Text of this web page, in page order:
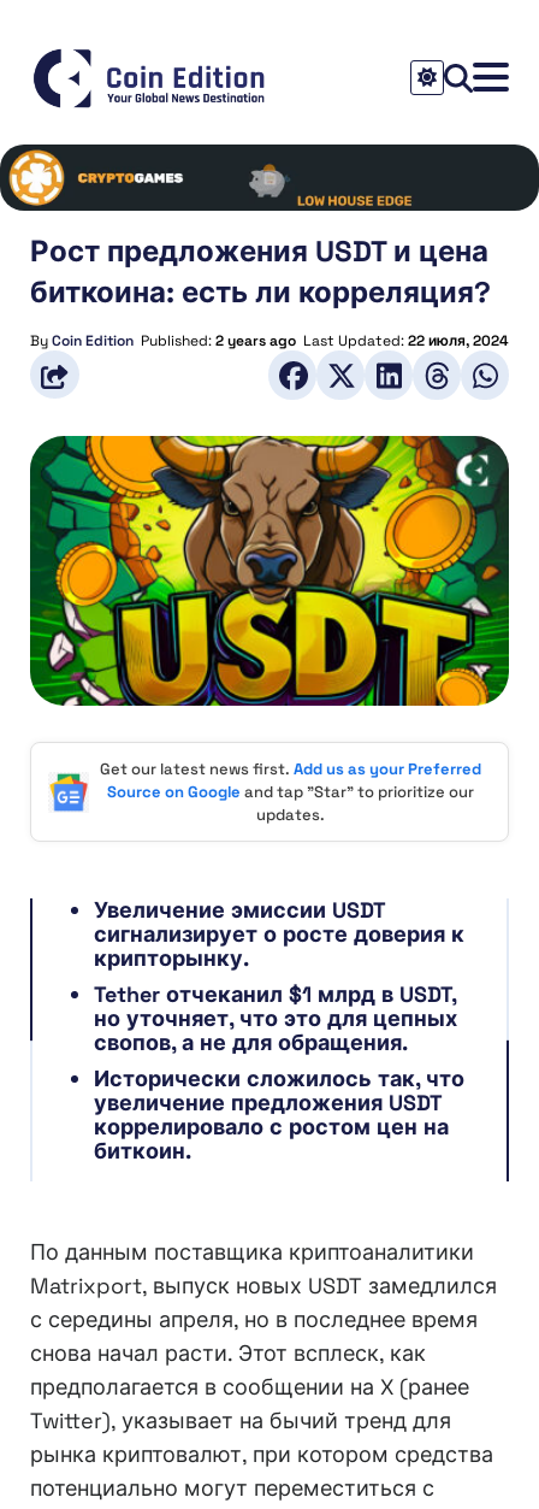
Рост предложения USDT и цена
биткоина: есть ли корреляция?
ByCoin Edition Published:2 years ago Last Updated:22 июля, 2024
Get our latest news first. Add us as your Preferred
Source on Google and tap "Star" to prioritize our
updates.
Увеличение эмиссии USDT
сигнализирует о росте доверия к
крипторынку.
Tether отчеканил $1 млрд в USDT,
но уточняет, что это для цепных
свопов, а не для обращения.
Исторически сложилось так, что
увеличение предложения USDT
коррелировало с ростом цен на
биткоин.
По данным поставщика криптоаналитики
Matrixport, выпуск новых USDT замедлился
с середины апреля, но в последнее время
снова начал расти. Этот всплеск, как
предполагается в сообщении на X (ранее
Twitter), указывает на бычий тренд для
рынка криптовалют, при котором средства
потенциально могут переместиться с